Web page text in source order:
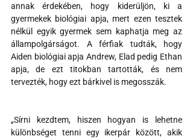
annak érdekében, hogy kiderüljön, ki a
gyermekek biológiai apja, mert ezen tesztek
nélkül egyik gyermek sem kaphatja meg az
állampolgárságot. A férfiak tudták, hogy
Aiden biológiai apja Andrew, Elad pedig Ethan
apja, de ezt titokban tartották, és nem
tervezték, hogy ezt bárkivel is megosszák.
„Sírni kezdtem, hiszen hogyan is lehetne
különbséget tenni egy ikerpár között, akik